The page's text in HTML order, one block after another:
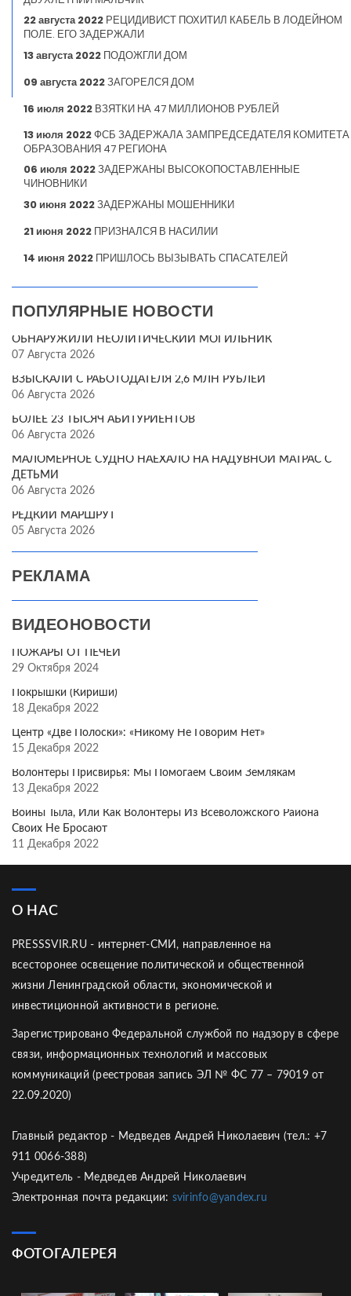
22 августа 2022 РЕЦИДИВИСТ ПОХИТИЛ КАБЕЛЬ В ЛОДЕЙНОМ
ПОЛЕ. ЕГО ЗАДЕРЖАЛИ
13 августа 2022 ПОДОЖГЛИ ДОМ
09 августа 2022ЗАГОРЕЛСЯ ДОМ
16 июля 2022 ВЗЯТКИ НА 47 МИЛЛИОНОВ РУБЛЕЙ
13 июля 2022ФСБ ЗАДЕРЖАЛА ЗАМПРЕДСЕДАТЕЛЯ КОМИТЕТА
ОБРАЗОВАНИЯ 47 РЕГИОНА
06 июля 2022ЗАДЕРЖАНЫ ВЫСОКОПОСТАВЛЕННЫЕ
ЧИНОВНИКИ
30 июня 2022ЗАДЕРЖАНЫ МОШЕННИКИ
21 июня 2022 ПРИЗНАЛСЯ В НАСИЛИИ
14 июня 2022 ПРИШЛОСЬ ВЫЗЫВАТЬ СПАСАТЕЛЕЙ
ПОПУЛЯРНЫЕ НОВОСТИ
ОБНАРУЖИЛИ НЕОЛИТИЧЕСКИЙ МОГИЛЬНИК
07 Августа 2026
ВЗЫСКАЛИ С РАБОТОДАТЕЛЯ 2,6 МЛН РУБЛЕЙ
06 Августа 2026
БОЛЕЕ 23 ТЫСЯЧ АБИТУРИЕНТОВ
06 Августа 2026
МАЛОМЕРНОЕ СУДНО НАЕХАЛО НА НАДУВНОЙ МАТРАС С
ДЕТЬМИ
06 Августа 2026
РЕДКИЙ МАРШРУТ
05 Августа 2026
РЕКЛАМА
ВИДЕОНОВОСТИ
ПОЖАРЫ ОТ ПЕЧЕЙ
29 Октября 2024
Покрышки (Кириши)
18 Декабря 2022
Центр «Две Полоски»: «Никому Не Говорим Нет»
15 Декабря 2022
Волонтёры Присвирья: Мы Помогаем Своим Землякам
13 Декабря 2022
Воины Тыла, Или Как Волонтёры Из Всеволожского Района
Своих Не Бросают
11 Декабря 2022
О НАС
PRESSSVIR.RU - интернет-СМИ, направленное на
всесторонее освещение политической и общественной
жизни Ленинградской области, экономической и
инвестиционной активности в регионе.
Зарегистрировано Федеральной службой по надзору в сфере
связи, информационных технологий и массовых
коммуникаций (реестровая запись ЭЛ № ФС 77 – 79019 от
22.09.2020)
Главный редактор - Медведев Андрей Николаевич (тел.: +7
911 0066-388)
Учредитель - Медведев Андрей Николаевич
Электронная почта редакции: svirinfo@yandex.ru
ФОТОГАЛЕРЕЯ